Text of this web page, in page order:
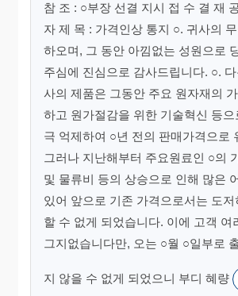
참 조 : ○부장 선결 지시 접 수 결 재
자 제 목 : 가격인상 통지 ○. 귀사의
하오며, 그 동안 아낌없는 성원으로
주심에 진심으로 감사드립니다. ○.
사의 제품은 그동안 주요 원자재의
하고 원가절감을 위한 기술혁신 등으
극 억제하여 ○년 전의 판매가격으로
그러나 지난해부터 주요원료인 ○의
및 물류비 등의 상승으로 인해 많은
있어 앞으로 기존 가격으로서는 도
할 수 없게 되었습니다. 이에 고객 여
그지없습니다만, 오는 ○월 ○일부로
지 않을 수 없게 되었으니 부디 혜량